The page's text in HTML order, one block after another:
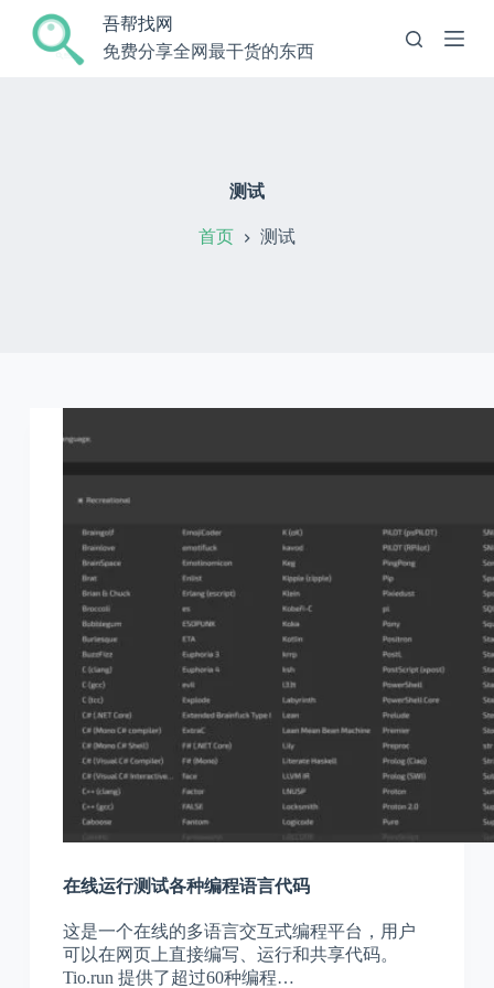
跳
过
吾帮找网
免费分享全网最干货的东西
测试
首页 测试
在线运行测试各种编程语言代码
这是一个在线的多语言交互式编程平台，用户
可以在网页上直接编写、运行和共享代码。
Tio.run 提供了超过60种编程…